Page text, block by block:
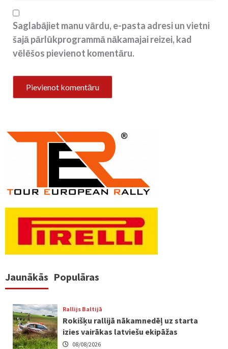
Saglabājiet manu vārdu, e-pasta adresi un vietni
šajā pārlūkprogrammā nākamajai reizei, kad
vēlēšos pievienot komentāru.
Jaunākās Populāras
Rallijs Baltijā
Rokišķu rallijā nākamnedēļ uz starta
izies vairākas latviešu ekipāžas
08/08/2026